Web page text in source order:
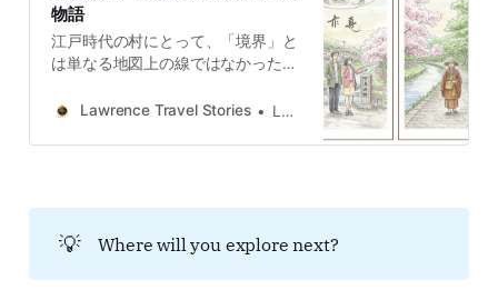
物語
江戸時代の村にとって、「境界」と
は単なる地図上の線ではなかった。
人々に加護と目的意識を与える精神
Lawrence Travel Stories Lawrence
💡 Where will you explore next?